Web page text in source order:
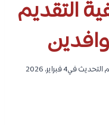
التقديم
التحديث في4 فبراير، 2026